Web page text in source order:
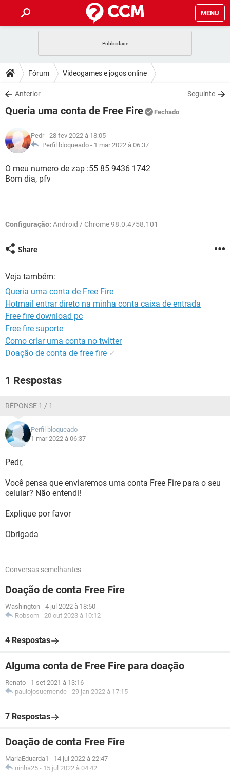
MENU
CELULAR FACEBOOK
OUTLOOK
INSTAGRAM GMAIL
DICAS
JOGOS WHATSAPP
INSTAGRAM
GUIA DE COMPRAS
DOWNLOADS
JOGOS WHATSAPP
OUTLOOK EXCEL
GMAIL
GUIA DE COMPRAS
FÓRUM
JOGOS
CELULAR
OUTLOOK EXCEL
GLOSSÁRIO
WHATSAPP
CELULAR
Fórum Videogames e jogos online
Anterior Seguinte
Queria uma conta de Free Fire Fechado
Pedr - 28 fev 2022 à 18:05
Perfil bloqueado - 1 mar 2022 à 06:37
O meu numero de zap :55 85 9436 1742
Bom dia, pfv
Configuração: Android / Chrome 98.0.4758.101
Share
Veja também:
Queria uma conta de Free Fire
Hotmail entrar direto na minha conta caixa de entrada
Free fire download pc
Free fire suporte
Como criar uma conta no twitter
Doação de conta de free fire ✓
1 Respostas
RÉPONSE 1 / 1
Perfil bloqueado
1 mar 2022 à 06:37
Pedr,
Você pensa que enviaremos uma conta Free Fire para o seu
celular? Não entendi!
Explique por favor
Obrigada
Conversas semelhantes
Doação de conta Free Fire
Washington - 4 jul 2022 à 18:50
Robsom - 20 out 2023 à 10:12
4 Respostas
Alguma conta de Free Fire para doação
Renato - 1 set 2021 à 13:16
paulojosuemende - 29 jan 2022 à 17:15
7 Respostas
Doação de conta Free Fire
MariaEduarda1 - 14 jul 2022 à 22:47
ninha25 - 15 jul 2022 à 04:42